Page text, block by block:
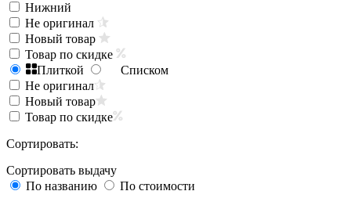
Нижний
Не оригинал
Новый товар
Товар по скидке
Плиткой
Списком
Не оригинал
Новый товар
Товар по скидке
Сортировать:
Сортировать выдачу
По названию
По стоимости